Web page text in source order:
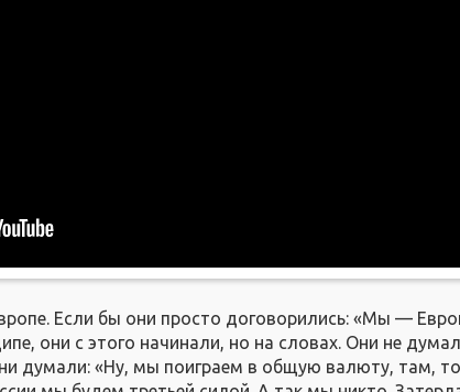
Если бы они просто договорились: «Мы —
они с этого начинали, но на словах. Они не
думали: «Ну, мы поиграем в общую валюту, там,